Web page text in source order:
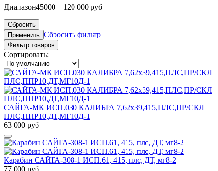
Диапазон45000 – 120 000 руб
Сбросить
Применить Сбросить фильтр
Фильтр товаров
Сортировать:
САЙГА-МК ИСП.030 КАЛИБРА 7,62х39,415,ПЛС,ПР/СКЛ
ПЛС,ППР10,ДТ,МГ10Д-1
63 000 руб
Карабин САЙГА-308-1 ИСП.61, 415, плс, ДТ, мг8-2
77 000 руб